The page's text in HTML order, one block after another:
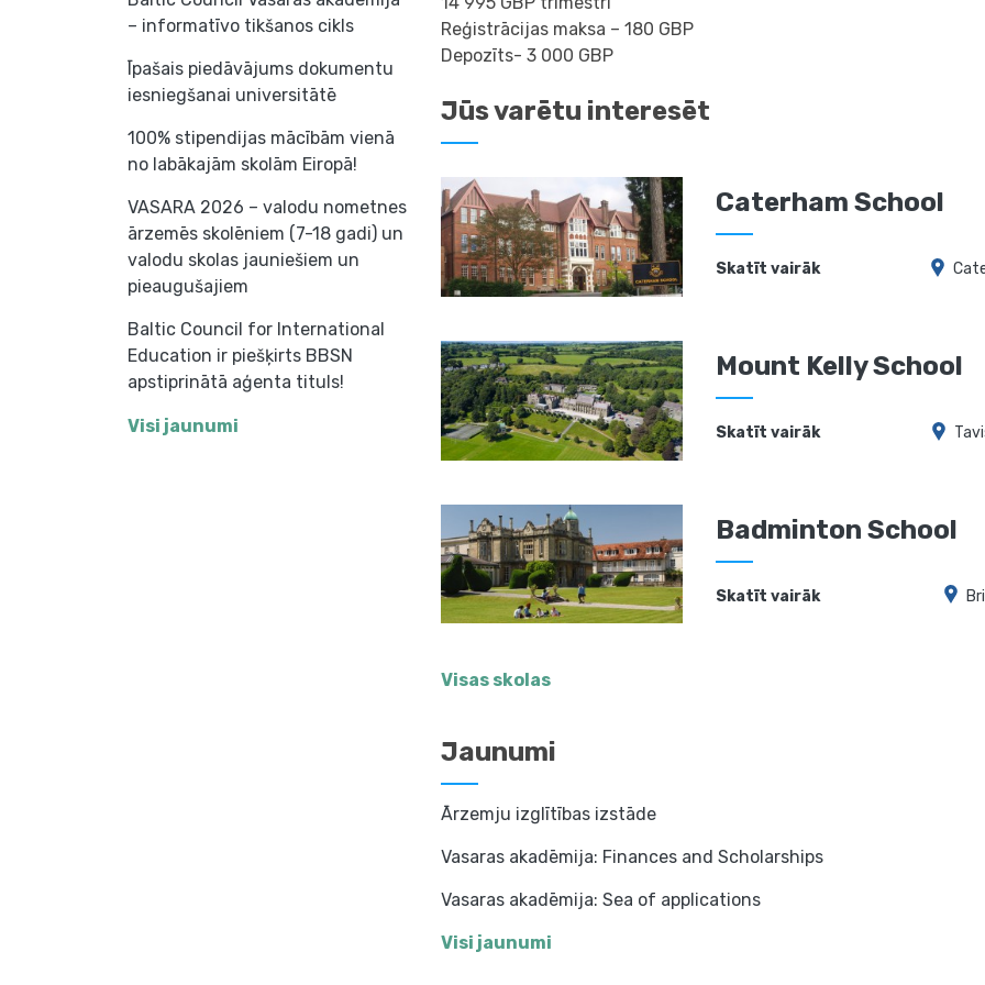
– informatīvo tikšanos cikls
Īpašais piedāvājums dokumentu
iesniegšanai universitātē
100% stipendijas mācībām vienā
no labākajām skolām Eiropā!
VASARA 2026 – valodu nometnes
ārzemēs skolēniem (7-18 gadi) un
valodu skolas jauniešiem un
pieaugušajiem
Baltic Council for International
Education ir piešķirts BBSN
apstiprinātā aģenta tituls!
Visi jaunumi
Reģistrācijas maksa – 180 GBP
Depozīts- 3 000 GBP
Jūs varētu interesēt
Caterham School
Skatīt vairāk
Mount Kelly School
Skatīt vairāk
Badminton School
Skatīt vairāk
Visas skolas
Jaunumi
Ārzemju izglītības izstāde
Vasaras akadēmija: Finances and Scholarships
Vasaras akadēmija: Sea of applications
Visi jaunumi